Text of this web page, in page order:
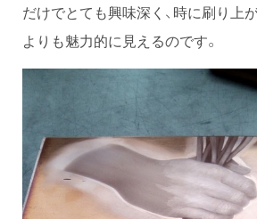
だけでとても興味深く、時に刷り上
よりも魅力的に見えるのです。